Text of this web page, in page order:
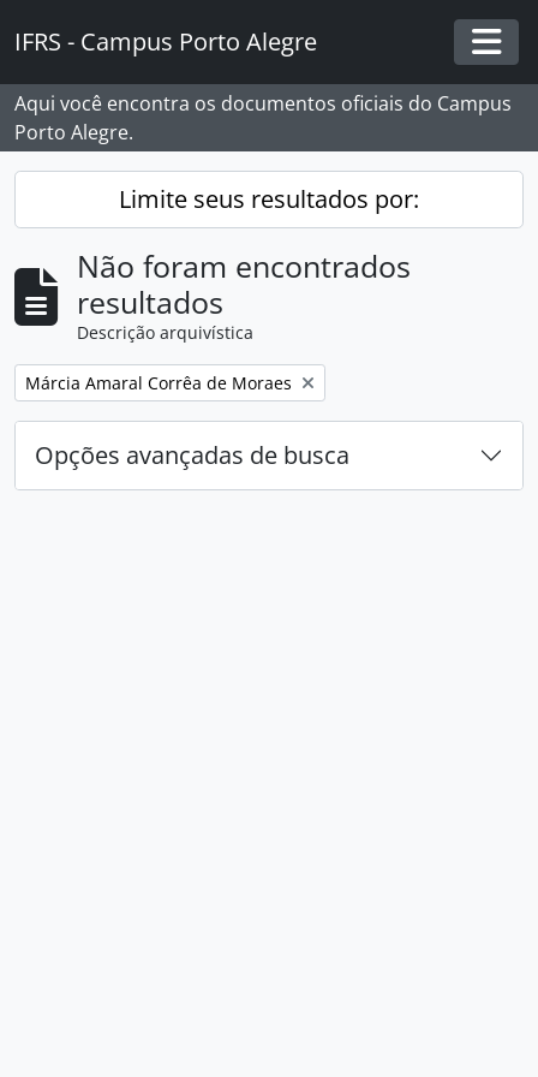
IFRS - Campus Porto Alegre
Aqui você encontra os documentos oficiais do Campus
Porto Alegre.
Limite seus resultados por:
Não foram encontrados
resultados
Descrição arquivística
Remover filtro:
Márcia Amaral Corrêa de Moraes
Opções avançadas de busca